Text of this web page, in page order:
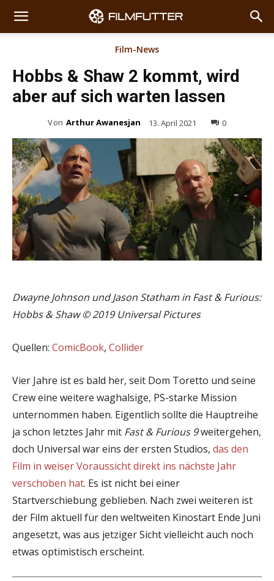
Film-News
Hobbs & Shaw 2 kommt, wird
aber auf sich warten lassen
Von Arthur Awanesjan 13. April 2021 0
Dwayne Johnson und Jason Statham in Fast & Furious:
Hobbs & Shaw © 2019 Universal Pictures
Quellen: ComicBook, Collider
Vier Jahre ist es bald her, seit Dom Toretto und seine
Crew eine weitere waghalsige, PS-starke Mission
unternommen haben. Eigentlich sollte die Hauptreihe
ja schon letztes Jahr mit Fast & Furious 9weitergehen,
doch Universal war eins der ersten Studios, das den
Film in weiser Voraussicht direkt ins nächste Jahr
verschoben hat. Es ist nicht bei einer
Startverschiebung geblieben. Nach zwei weiteren ist
der Film aktuell für den weltweiten Kinostart Ende Juni
angesetzt, was aus jetziger Sicht vielleicht auch noch
etwas optimistisch erscheint.